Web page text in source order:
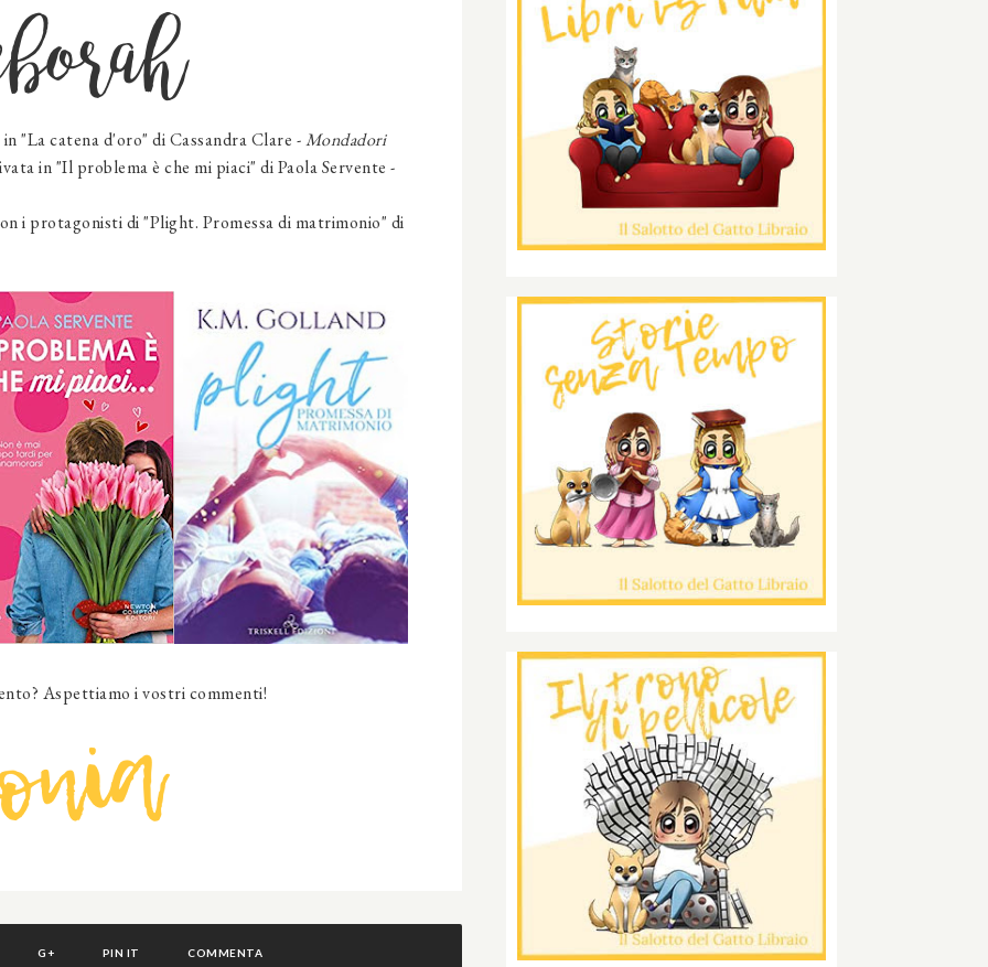
"La catena d'oro" di Cassandra Clare -Mondadori
in "Il problema è che mi piaci" di Paola Servente -
i protagonisti di "Plight. Promessa di matrimonio" di
Aspettiamo i vostri commenti!
G+ PIN IT COMMENTA